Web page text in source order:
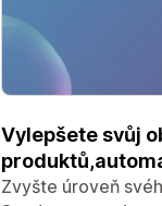
Vylepšete svůj
Zvyšte úroveň